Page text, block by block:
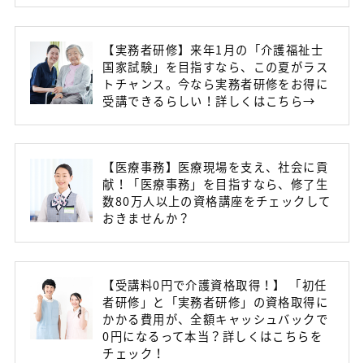
【実務者研修】来年1月の「介護福祉士
国家試験」を目指すなら、この夏がラス
トチャンス。今なら実務者研修をお得に
受講できるらしい！詳しくはこちら→
【医療事務】医療現場を支え、社会に貢
献！「医療事務」を目指すなら、修了生
数80万人以上の資格講座をチェックして
おきませんか？
【受講料0円で介護資格取得！】 「初任
者研修」と「実務者研修」の資格取得に
かかる費用が、全額キャッシュバックで
0円になるって本当？詳しくはこちらを
チェック！